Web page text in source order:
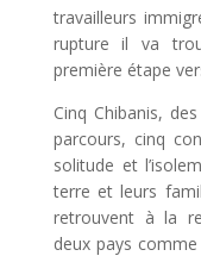
travailleurs
rupture il va
première étape
Cinq Chibanis,
parcours, cinq
solitude et
terre et leurs
retrouvent à la
deux pays